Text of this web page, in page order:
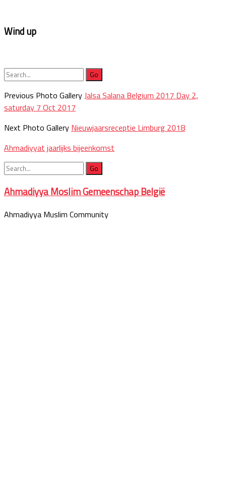
Wind up
Search
Previous Photo GalleryJalsa Salana Belgium 2017 Day 2,
saturday 7 Oct 2017
Next Photo Gallery Nieuwjaarsreceptie Limburg 2018
Ahmadiyyat jaarlijks bijeenkomst
Search
Ahmadiyya Moslim Gemeenschap België
Ahmadiyya Muslim Community